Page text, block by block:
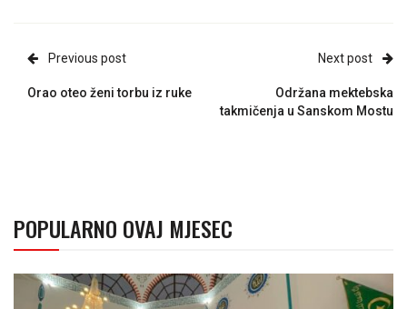
Previous post
Orao oteo ženi torbu iz ruke
Next post
Održana mektebska
takmičenja u Sanskom Mostu
POPULARNO OVAJ MJESEC